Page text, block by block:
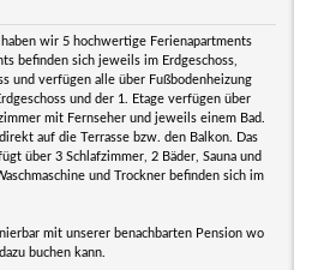
wir 5 hochwertige Ferienapartments
befinden sich jeweils im Erdgeschoss,
und verfügen alle über Fußbodenheizung
und der 1. Etage verfügen über
mit Fernseher und jeweils einem Bad.
auf die Terrasse bzw. den Balkon. Das
über 3 Schlafzimmer, 2 Bäder, Sauna und
und Trockner befinden sich im
mit unserer benachbarten Pension wo
buchen kann.